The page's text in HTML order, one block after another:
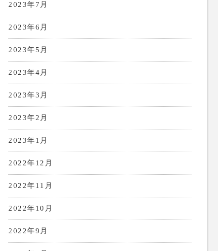
2023年7月
2023年6月
2023年5月
2023年4月
2023年3月
2023年2月
2023年1月
2022年12月
2022年11月
2022年10月
2022年9月